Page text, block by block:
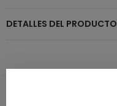
DETALLES DEL PRODUCTO